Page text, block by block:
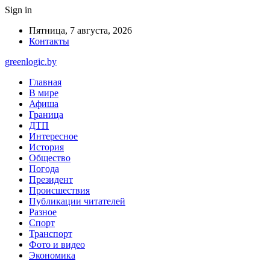
Sign in
Пятница, 7 августа, 2026
Контакты
greenlogic.by
Главная
В мире
Афиша
Граница
ДТП
Интересное
История
Общество
Погода
Президент
Происшествия
Публикации читателей
Разное
Спорт
Транспорт
Фото и видео
Экономика